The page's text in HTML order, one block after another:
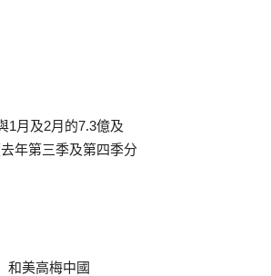
1月及2月的7.3億及
年第三季及第四季分
和美高梅中國